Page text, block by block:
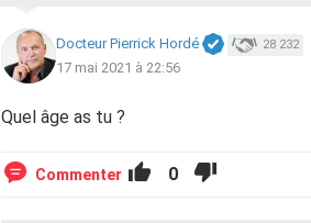
Docteur Pierrick Hordé 28 232
17 mai 2021 à 22:56
Quel âge as tu ?
Commenter 0